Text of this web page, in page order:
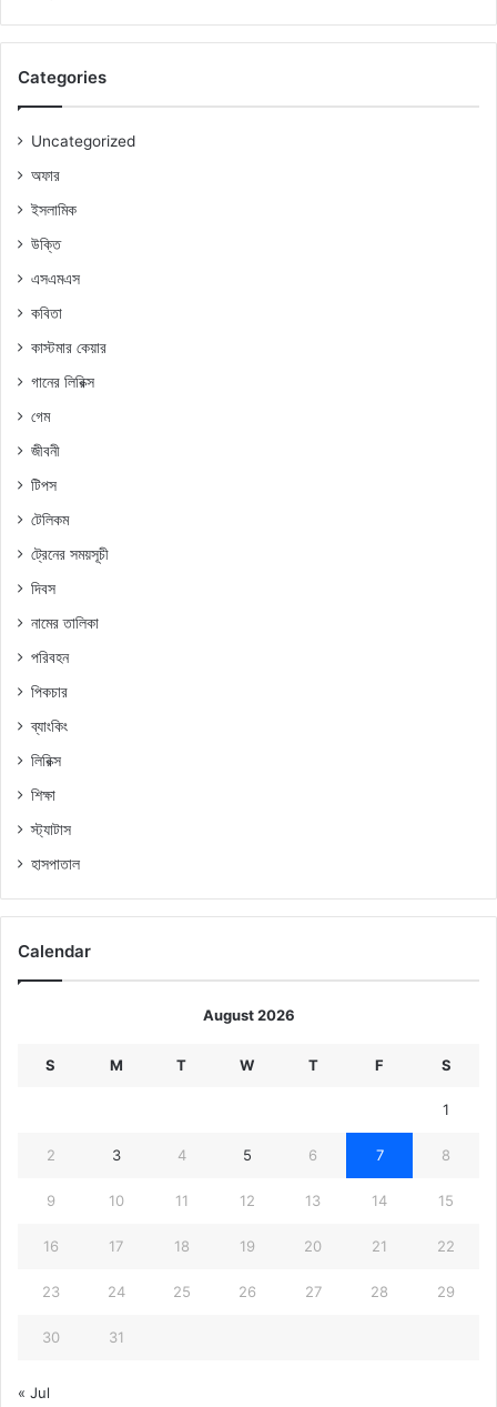
Categories
Uncategorized
অফার
ইসলামিক
উক্তি
এসএমএস
কবিতা
কাস্টমার কেয়ার
গানের লিরিক্স
গেম
জীবনী
টিপস
টেলিকম
ট্রেনের সময়সূচী
দিবস
নামের তালিকা
পরিবহন
পিকচার
ব্যাংকিং
লিরিক্স
শিক্ষা
স্ট্যাটাস
হাসপাতাল
Calendar
August 2026
S M T W T F S
1
2 3 4 5 6 7 8
9 10 11 12 13 14 15
16 17 18 19 20 21 22
23 24 25 26 27 28 29
30 31
« Jul